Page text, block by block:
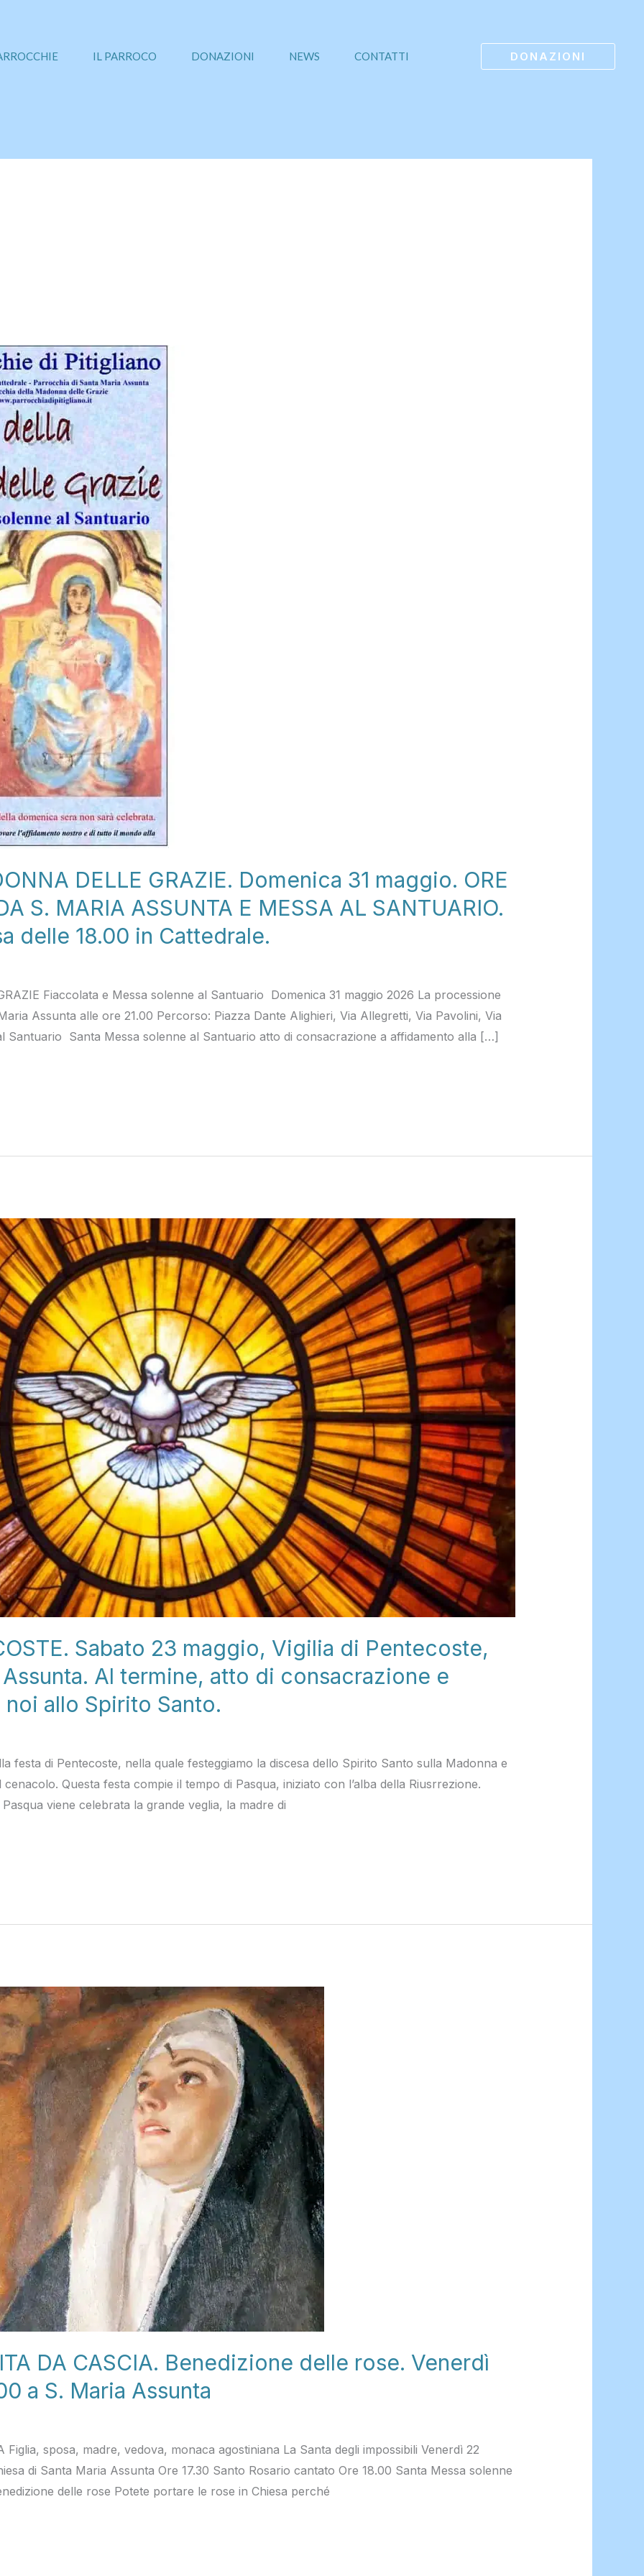
IL PARROCO DONAZIONI NEWS CONTATTI DONAZIONI
DELLE GRAZIE. Domenica 31 maggio. ORE
S. MARIA ASSUNTA E MESSA AL SANTUARIO.
delle 18.00 in Cattedrale.
Fiaccolata e Messa solenne al Santuario Domenica 31 maggio 2026 La processione
Assunta alle ore 21.00 Percorso: Piazza Dante Alighieri, Via Allegretti, Via Pavolini, Via
Santuario Santa Messa solenne al Santuario atto di consacrazione a affidamento alla […]
Sabato 23 maggio, Vigilia di Pentecoste,
Assunta. Al termine, atto di consacrazione e
allo Spirito Santo.
festa di Pentecoste, nella quale festeggiamo la discesa dello Spirito Santo sulla Madonna e
Questa festa compie il tempo di Pasqua, iniziato con l’alba della Riusrrezione.
viene celebrata la grande veglia, la madre di
DA CASCIA. Benedizione delle rose. Venerdì
a S. Maria Assunta
Figlia, sposa, madre, vedova, monaca agostiniana La Santa degli impossibili Venerdì 22
di Santa Maria Assunta Ore 17.30 Santo Rosario cantato Ore 18.00 Santa Messa solenne
delle rose Potete portare le rose in Chiesa perché